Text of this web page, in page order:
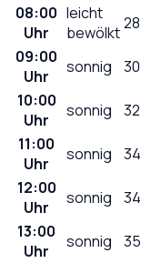
08:00
Uhr
leicht
bewölkt28
09:00
Uhr
sonnig 30
10:00
Uhr
sonnig 32
11:00
Uhr
sonnig 34
12:00
Uhr
sonnig 34
13:00
Uhr
sonnig 35